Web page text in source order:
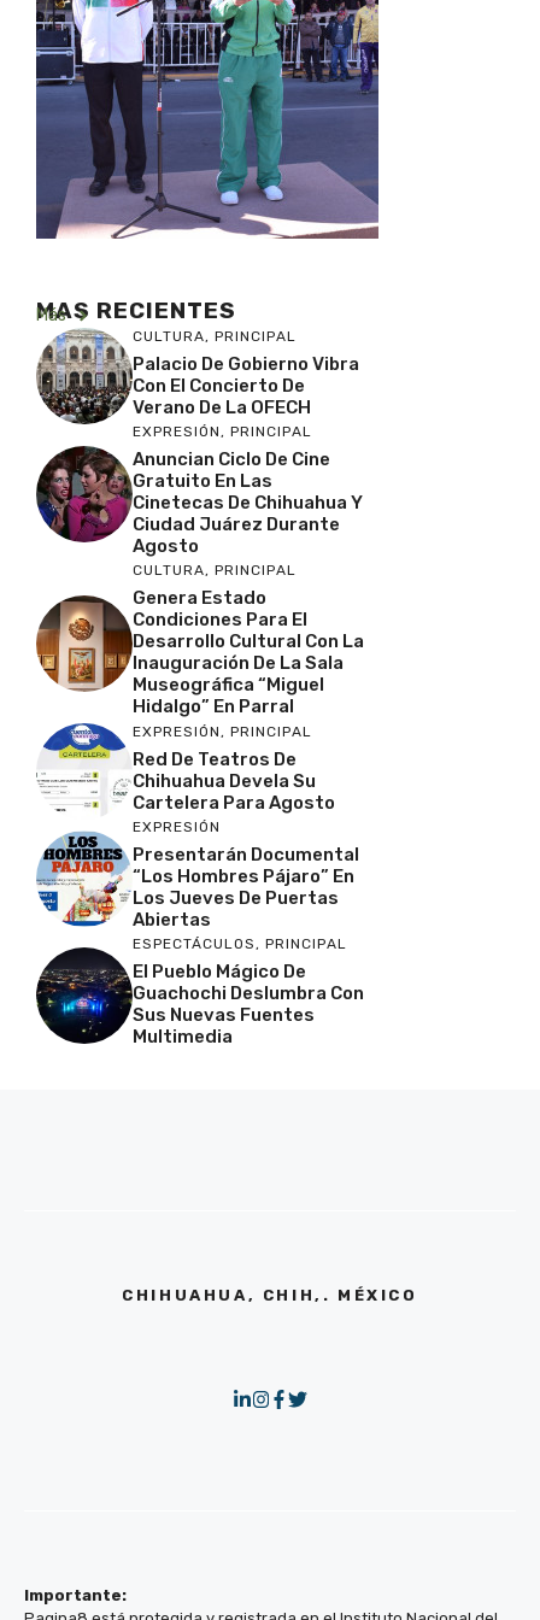
MAS RECIENTES
Más
CULTURA, PRINCIPAL
Palacio De Gobierno Vibra
Con El Concierto De
Verano De La OFECH
EXPRESIÓN, PRINCIPAL
Anuncian Ciclo De Cine
Gratuito En Las
Cinetecas De Chihuahua Y
Ciudad Juárez Durante
Agosto
CULTURA, PRINCIPAL
Genera Estado
Condiciones Para El
Desarrollo Cultural Con La
Inauguración De La Sala
Museográfica “Miguel
Hidalgo” En Parral
EXPRESIÓN , PRINCIPAL
Red De Teatros De
Chihuahua Devela Su
Cartelera Para Agosto
EXPRESIÓN
Presentarán Documental
“Los Hombres Pájaro” En
Los Jueves De Puertas
Abiertas
ESPECTÁCULOS, PRINCIPAL
El Pueblo Mágico De
Guachochi Deslumbra Con
Sus Nuevas Fuentes
Multimedia
CHIHUAHUA, CHIH,. MÉXICO
Importante: